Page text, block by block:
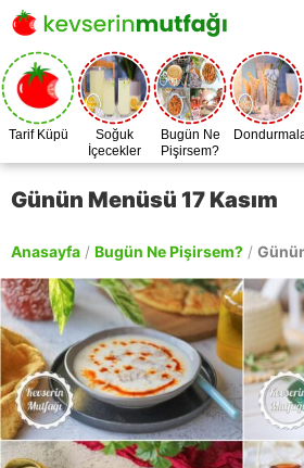
Tarif Küpü
Soğuk
İçecekler
Bugün Ne
Pişirsem?
Günün Menüsü 17 Kasım
Anasayfa / Bugün Ne Pişirsem? /